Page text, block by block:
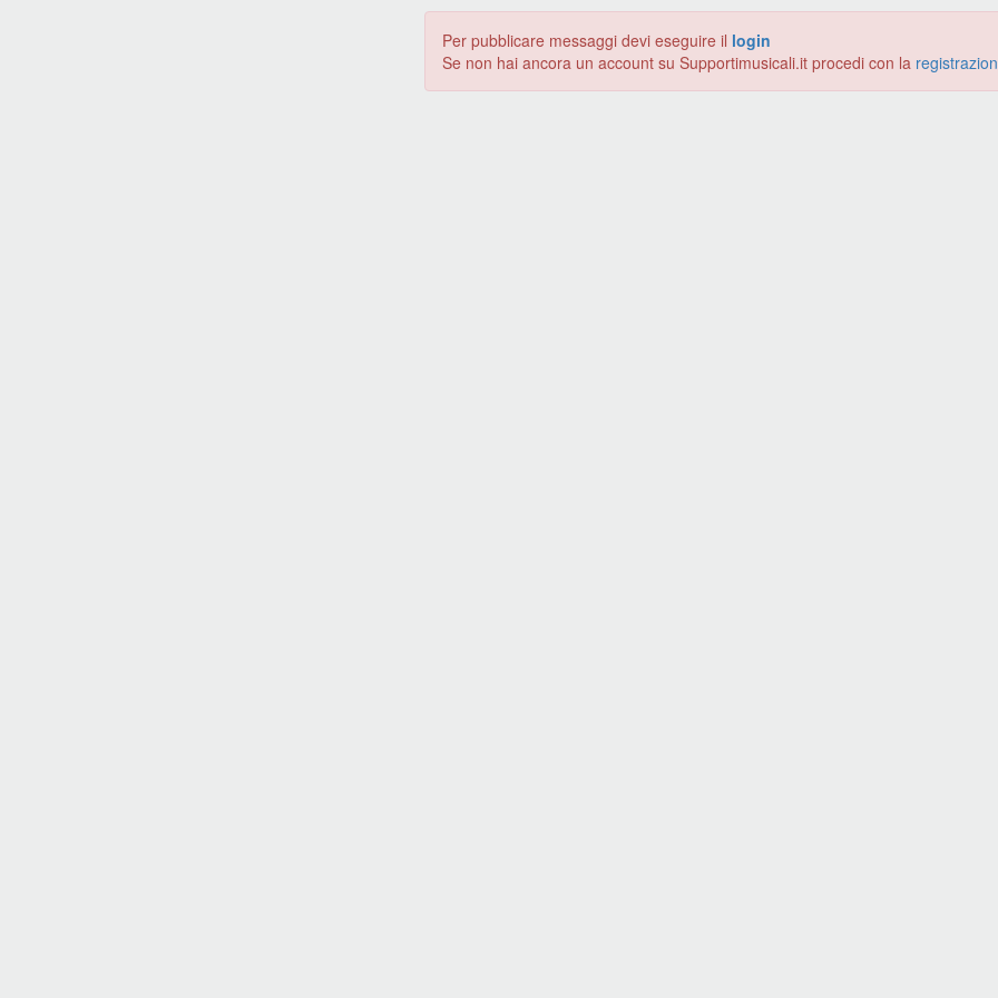
Per pubblicare messaggi devi eseguire il login
Se non hai ancora un account su Supportimusicali.it procedi con la